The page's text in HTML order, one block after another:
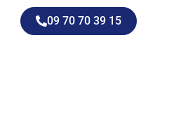
09 70 70 39 15